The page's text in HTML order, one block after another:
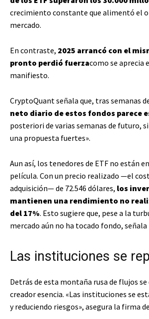
crecimiento constante que alimentó el
mercado.
En contraste, 2025 arrancó con el
pronto perdió fuerzacomo se aprecia
manifiesto.
CryptoQuant señala que, tras semanas
neto diario de estos fondos parece
posteriori de varias semanas de futuro,
una propuesta fuertes».
Aun así, los tenedores de ETF no están
película. Con un precio realizado —el
adquisición— de 72.546 dólares, los
mantienen una rendimiento no
del 17%. Esto sugiere que, pese a la
mercado aún no ha tocado fondo, señala
Las instituciones se
Detrás de esta montaña rusa de flujos
creador esencia. «Las instituciones se
y reduciendo riesgos», asegura la firma